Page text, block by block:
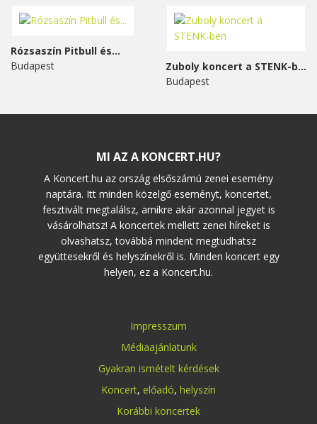
Rózsaszín Pitbull és...
Budapest
Zuboly koncert a STENK-ben
Budapest
MI AZ A KONCERT.HU?
A Koncert.hu az ország elsőszámú zenei esemény
naptára. Itt minden közelgő eseményt, koncertet,
fesztivált megtalálsz, amikre akár azonnal jegyet is
vásárolhatsz! A koncertek mellett zenei híreket is
olvashatsz, továbbá mindent megtudhatsz
együttesekről és helyszínekről is. Minden koncert egy
helyen, ez a Koncert.hu.
Impresszum
Médiaajánlatunk
Gyakran ismételt kérdések
Koncert, előadó, helyszín
Korábbi koncertek